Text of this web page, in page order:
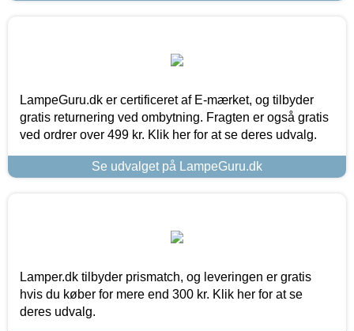
LampeGuru.dk er certificeret af E-mærket, og tilbyder
gratis returnering ved ombytning. Fragten er også gratis
ved ordrer over 499 kr. Klik her for at se deres udvalg.
Se udvalget på LampeGuru.dk
Lamper.dk tilbyder prismatch, og leveringen er gratis
hvis du køber for mere end 300 kr. Klik her for at se
deres udvalg.